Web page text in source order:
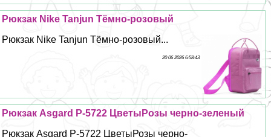
Рюкзак Nike Tanjun Тёмно-розовый
Рюкзак Nike Tanjun Тёмно-розовый...
20 06 2026 6:58:43
Рюкзак Asgard Р-5722 ЦветыРозы черно-зеленый
Рюкзак Asgard Р-5722 ЦветыРозы черно-